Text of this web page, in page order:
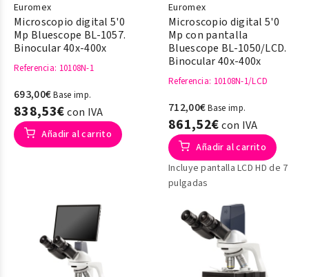
Euromex
Microscopio digital 5'0
Mp Bluescope BL-1057.
Binocular 40x-400x
Referencia: 10108N-1
693,00€Base imp.
838,53€con IVA
Añadir al carrito
Euromex
Microscopio digital 5'0
Mp con pantalla
Bluescope BL-1050/LCD.
Binocular 40x-400x
Referencia: 10108N-1/LCD
712,00€Base imp.
861,52€con IVA
Añadir al carrito
Incluye pantalla LCD HD de 7
pulgadas